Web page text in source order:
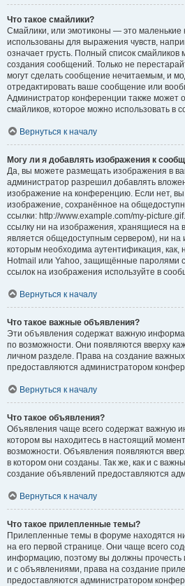
Что такое смайлики?
Смайлики, или эмотиконы — это маленькие
использованы для выражения чувств,
означает грусть. Полный список
создания сообщений. Только не
могут сделать сообщение нечитаемым, и
отредактировать ваше сообщение или
Администратор конференции также может
смайликов, которое можно использовать в
Вернуться к началу
Могу ли я добавлять изображения к
Да, вы можете размещать изображения в
администратор разрешил добавлять
изображение на конференцию. Если нет,
изображение, сохранённое на
ссылки: http://www.example.com/my-
ссылку ни на изображения, хранящиеся на
является общедоступным сервером), ни на
которым необходима аутентификация,
Hotmail или Yahoo, защищённые паролями
ссылок на изображения используйте в
Вернуться к началу
Что такое важные объявления?
Эти объявления содержат важную
по возможности. Они появляются вверху
личном разделе. Права на создание
предоставляются администратором
Вернуться к началу
Что такое объявления?
Объявления чаще всего содержат важную
котором вы находитесь в настоящий
возможности. Объявления появляются
в котором они созданы. Так же, как и с
создание объявлений предоставляются
Вернуться к началу
Что такое прилепленные темы?
Прилепленные темы в форуме находятся
на его первой странице. Они чаще всего
информацию, поэтому вы должны прочесть
и с объявлениями, права на создание
предоставляются администратором